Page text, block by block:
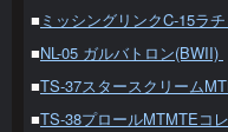
■ ミッシングリンクC-15ラ
■NL-05 ガルバトロン(BWII)
■TS-37スタースクリーム
■TS-38プロールMTMTEコ